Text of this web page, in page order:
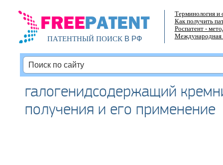
ПАТЕНТНЫЙ ПОИСКВ РФ
Терминология и
Как получить
Роспатент -
Международная
галогенидсодержащий
получения и его применение